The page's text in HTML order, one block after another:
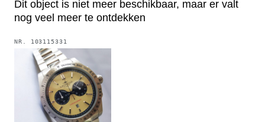
Dit object is niet meer beschikbaar, maar er valt
nog veel meer te ontdekken
NR. 103115331